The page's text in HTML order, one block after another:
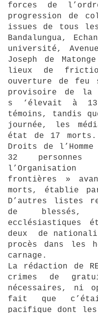
forces de
progression de
issues de tous
Bandalungua,
université,
Joseph de
lieux de
ouverture de
provisoire de la
s ‘élevait à 13
témoins, tandis
journée, les
état de 17
Droits de
32
frontières »
morts, établie par
D’autres listes
de blessés,
ecclésiastiques
deux de
procès dans les
carnage.
La rédaction de
crimes de
nécessaires, ni
fait que
pacifique dont